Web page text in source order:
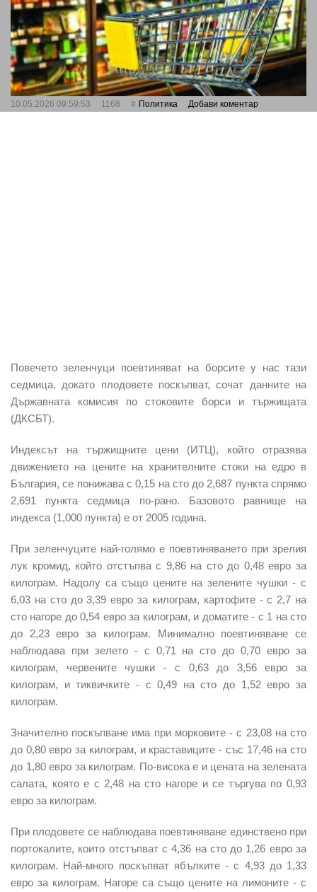
10.05.2026 09:59:53 1168 Политика Добави коментар
Повечето зеленчуци поевтиняват на борсите у нас тази
седмица, докато плодовете поскъпват, сочат данните на
Държавната комисия по стоковите борси и тържищата
(ДКСБТ).
Индексът на тържищните цени (ИТЦ), който отразява
движението на цените на хранителните стоки на едро в
България, се понижава с 0,15 на сто до 2,687 пункта спрямо
2,691 пункта седмица по-рано. Базовото равнище на
индекса (1,000 пункта) е от 2005 година.
При зеленчуците най-голямо е поевтиняването при зрелия
лук кромид, който отстъпва с 9,86 на сто до 0,48 евро за
килограм. Надолу са също цените на зелените чушки - с
6,03 на сто до 3,39 евро за килограм, картофите - с 2,7 на
сто нагоре до 0,54 евро за килограм, и доматите - с 1 на сто
до 2,23 евро за килограм. Минимално поевтиняване се
наблюдава при зелето - с 0,71 на сто до 0,70 евро за
килограм, червените чушки - с 0,63 до 3,56 евро за
килограм, и тиквичките - с 0,49 на сто до 1,52 евро за
килограм.
Значително поскъпване има при морковите - с 23,08 на сто
до 0,80 евро за килограм, и краставиците - със 17,46 на сто
до 1,80 евро за килограм. По-висока е и цената на зелената
салата, която е с 2,48 на сто нагоре и се търгува по 0,93
евро за килограм.
При плодовете се наблюдава поевтиняване единствено при
портокалите, които отстъпват с 4,36 на сто до 1,26 евро за
килограм. Най-много поскъпват ябълките - с 4,93 до 1,33
евро за килограм. Нагоре са също цените на лимоните - с